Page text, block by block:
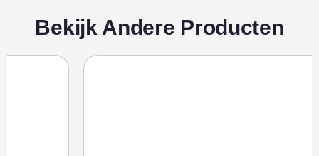
Bekijk Andere Producten